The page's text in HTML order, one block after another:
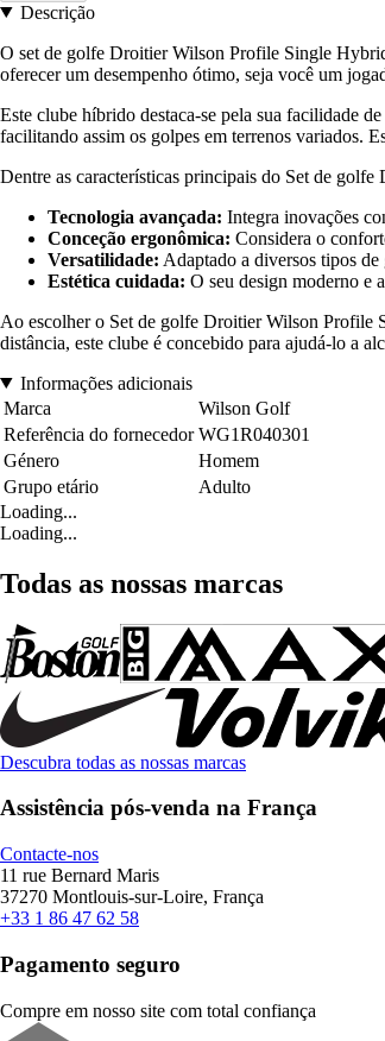
Descrição
O set de golfe Droitier Wilson Profile Single
oferecer um desempenho ótimo, seja você um
Este clube híbrido destaca-se pela sua facilidade
facilitando assim os golpes em terrenos variados.
Dentre as características principais do Set de
Tecnologia avançada: Integra inovações
Conceção ergonômica: Considera o
Versatilidade: Adaptado a diversos tipos
Estética cuidada: O seu design moderno e
Ao escolher o Set de golfe Droitier Wilson Profile
distância, este clube é concebido para ajudá-lo a
Informações adicionais
Marca
Wilson Golf
Referência do fornecedor WG1R040301
Género
Homem
Grupo etário
Adulto
Loading...
Loading...
Todas as nossas marcas
Descubra todas as nossas marcas
Assistência pós-venda na França
Contacte-nos
11 rue Bernard Maris
37270 Montlouis-sur-Loire, França
+33 1 86 47 62 58
Pagamento seguro
Compre em nosso site com total confiança